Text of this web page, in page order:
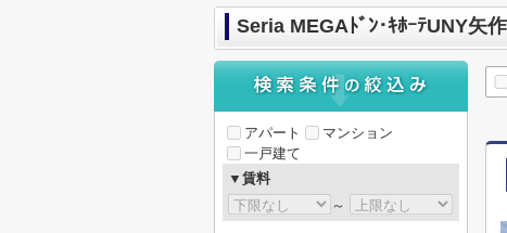
Seria MEGAﾄﾞﾝ･ｷﾎｰﾃUNY矢
アパート
マンション
一戸建て
▼賃料
～